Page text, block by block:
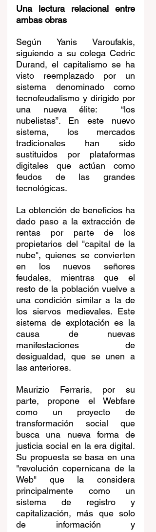
Una lectura relacional entre
ambas obras
Según Yanis Varoufakis,
siguiendo a su colega Cedric
Durand, el capitalismo se ha
visto reemplazado por un
sistema denominado como
tecnofeudalismo y dirigido por
una nueva élite:  “los
nubelistas”. En este nuevo
sistema, los mercados
tradicionales han sido
sustituidos por plataformas
digitales que actúan como
feudos de las grandes
tecnológicas.
La obtención de beneficios ha
dado paso a la extracción de
rentas por parte de los
propietarios del "capital de la
nube", quienes se convierten
en los nuevos señores
feudales, mientras que el
resto de la población vuelve a
una condición similar a la de
los siervos medievales. Este
sistema de explotación es la
causa de nuevas
manifestaciones de
desigualdad, que se unen a
las anteriores.
Maurizio Ferraris, por su
parte, propone el Webfare
como un proyecto de
transformación social que
busca una nueva forma de
justicia social en la era digital.
Su propuesta se basa en una
"revolución copernicana de la
Web" que la considera
principalmente como un
sistema de registro y
capitalización, más que solo
de información y